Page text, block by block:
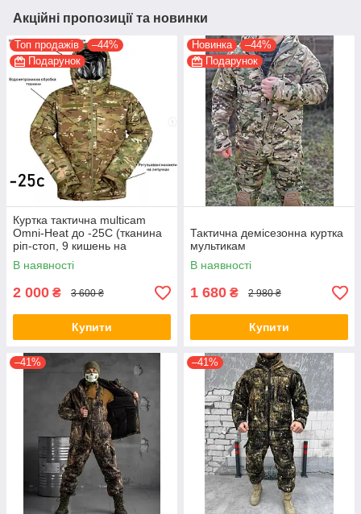
Акційні пропозиції та новинки
Топ продажів
–44%
Подарунок
Куртка тактична multicam
Omni-Heat до -25С (тканина
ріп-стоп, 9 кишень на
блискавці)
В наявності
2 000 ₴ 3 600 ₴
Купити
Новинка
–44%
Подарунок
Тактична демісезонна куртка
мультикам
В наявності
1 680 ₴ 2 980 ₴
Купити
–41% –41%